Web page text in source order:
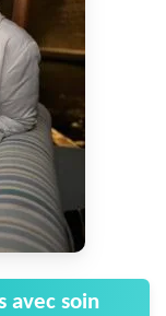
avec soin